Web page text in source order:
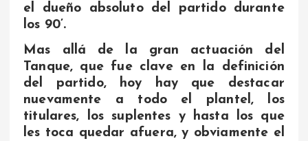
el dueño absoluto del partido durante
los 90’.
Mas allá de la gran actuación del
Tanque, que fue clave en la definición
del partido, hoy hay que destacar
nuevamente a todo el plantel, los
titulares, los suplentes y hasta los que
les toca quedar afuera, y obviamente el